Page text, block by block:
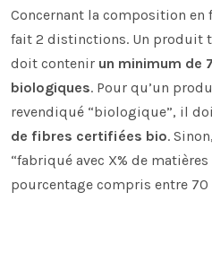
Concernant la composition en
fait 2 distinctions. Un produit
doit contenir un minimum de
biologiques. Pour qu’un
revendiqué “biologique”, il
de fibres certifiées bio.
“fabriqué avec X% de
pourcentage compris entre 70